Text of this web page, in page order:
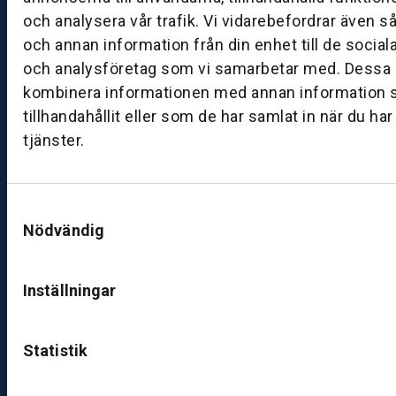
och analysera vår trafik. Vi vidarebefordrar även
och annan information från din enhet till de
och analysföretag som vi samarbetar med. Dessa
kombinera informationen med annan information
tillhandahållit eller som de har samlat in när du
tjänster.
Nödvändig
Inställningar
Statistik
–
1
7:
0
0
ik
d